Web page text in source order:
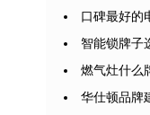
口碑最好的
智能锁牌子
燃气灶什么
华仕顿品牌